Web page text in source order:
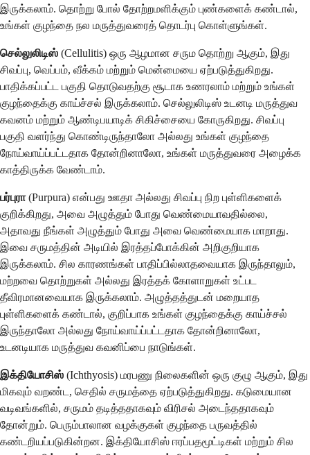
இருக்கலாம். தொற்று போல் தோற்றமளிக்கும் புண்களைக் கண்டால்,
உங்கள் குழந்தை நல மருத்துவரைத் தொடர்பு கொள்ளுங்கள்.
செல்லுலிடிஸ் (Cellulitis) ஒரு ஆழமான சரும தொற்று ஆகும், இது
சிவப்பு, வெப்பம், வீக்கம் மற்றும் மென்மையை ஏற்படுத்துகிறது.
பாதிக்கப்பட்ட பகுதி தொடுவதற்கு சூடாக உணரலாம் மற்றும் உங்கள்
குழந்தைக்கு காய்ச்சல் இருக்கலாம். செல்லுலிடிஸ் உடனடி மருத்துவ
கவனம் மற்றும் ஆண்டிபயாடிக் சிகிச்சையை கோருகிறது. சிவப்பு
பகுதி வளர்ந்து கொண்டிருந்தாலோ அல்லது உங்கள் குழந்தை
நோய்வாய்ப்பட்டதாக தோன்றினாலோ, உங்கள் மருத்துவரை அழைக்க
காத்திருக்க வேண்டாம்.
பர்புரா(Purpura) என்பது ஊதா அல்லது சிவப்பு நிற புள்ளிகளைக்
குறிக்கிறது, அவை அழுத்தும் போது வெண்மையாவதில்லை,
அதாவது நீங்கள் அழுத்தும் போது அவை வெண்மையாக மாறாது.
இவை சருமத்தின் அடியில் இரத்தப்போக்கின் அறிகுறியாக
இருக்கலாம். சில காரணங்கள் பாதிப்பில்லாதவையாக இருந்தாலும்,
மற்றவை தொற்றுகள் அல்லது இரத்தக் கோளாறுகள் உட்பட
தீவிரமானவையாக இருக்கலாம். அழுத்தத்துடன் மறையாத
புள்ளிகளைக் கண்டால், குறிப்பாக உங்கள் குழந்தைக்கு காய்ச்சல்
இருந்தாலோ அல்லது நோய்வாய்ப்பட்டதாக தோன்றினாலோ,
உடனடியாக மருத்துவ கவனிப்பை நாடுங்கள்.
இக்தியோசிஸ் (Ichthyosis) மரபணு நிலைகளின் ஒரு குழு ஆகும், இது
மிகவும் வறண்ட, செதில் சருமத்தை ஏற்படுத்துகிறது. கடுமையான
வடிவங்களில், சருமம் தடித்ததாகவும் விரிசல் அடைந்ததாகவும்
தோன்றும். பெரும்பாலான வழக்குகள் குழந்தை பருவத்தில்
கண்டறியப்படுகின்றன. இக்தியோசிஸ் ஈரப்பதமூட்டிகள் மற்றும் சில